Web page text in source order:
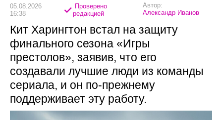
05.08.2026
16:38
Проверено
редакцией
Автор:
Александр Иванов
Кит Харингтон встал на защиту
финального сезона «Игры
престолов», заявив, что его
создавали лучшие люди из команды
сериала, и он по-прежнему
поддерживает эту работу.